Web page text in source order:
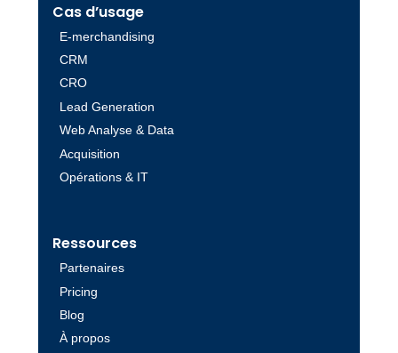
Cas d’usage
E-merchandising
CRM
CRO
Lead Generation
Web Analyse & Data
Acquisition
Opérations & IT
Ressources
Partenaires
Pricing
Blog
À propos